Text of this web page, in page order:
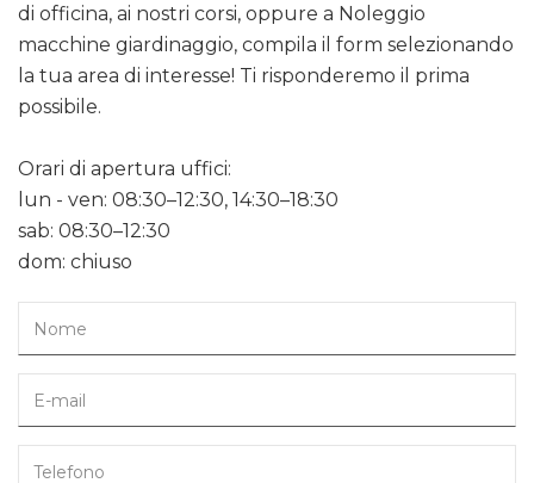
di officina, ai nostri corsi, oppure a Noleggio
macchine giardinaggio, compila il form selezionando
la tua area di interesse! Ti risponderemo il prima
possibile.
Orari di apertura uffici:
lun - ven: 08:30–12:30, 14:30–18:30
sab: 08:30–12:30
dom: chiuso